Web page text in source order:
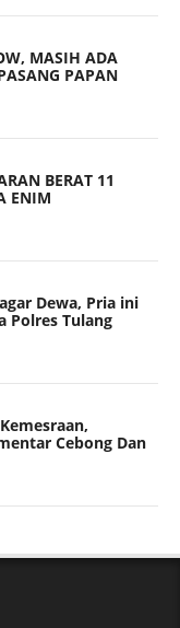
MASIH ADA
PAPAN
BERAT 11
ENIM
Dewa, Pria ini
Polres Tulang
Cebong Dan